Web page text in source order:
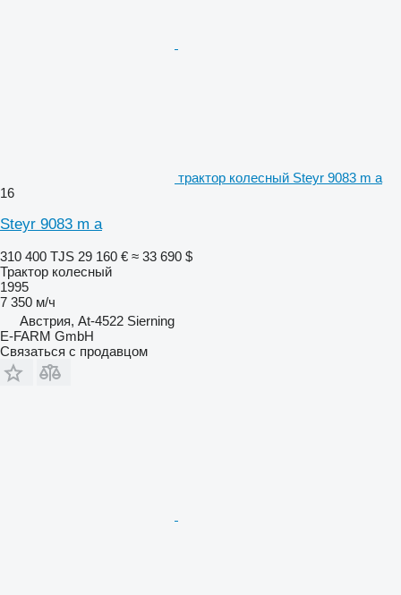
трактор колесный Steyr 9083 m a
16
Steyr 9083 m a
310 400 TJS 29 160 € ≈ 33 690 $
Трактор колесный
1995
7 350 м/ч
Австрия, At-4522 Sierning
E-FARM GmbH
Связаться с продавцом